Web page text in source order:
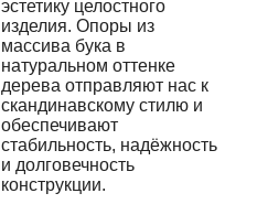
эстетику целостного
изделия. Опоры из
массива бука в
натуральном оттенке
дерева отправляют нас к
скандинавскому стилю и
обеспечивают
стабильность, надёжность
и долговечность
конструкции.